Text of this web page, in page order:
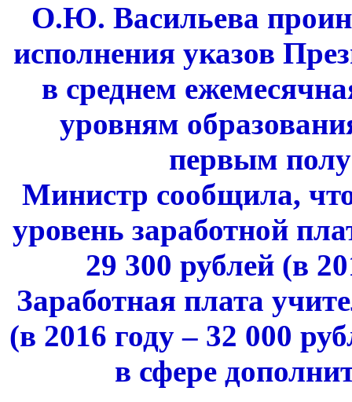
О.Ю. Васильева
исполнения указов
в среднем
уровням
первым
Министр сообщила,
уровень заработной
29 300 рублей (в
Заработная плата
(в 2016 году – 32 000
в сфере